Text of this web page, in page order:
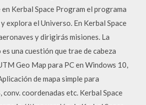
Kerbal Space Program el programa
explora el Universo. En Kerbal Space
y dirigirás misiones. La
una cuestión que trae de cabeza
Geo Map para PC en Windows 10,
de mapa simple para
conv. coordenadas etc. Kerbal Space